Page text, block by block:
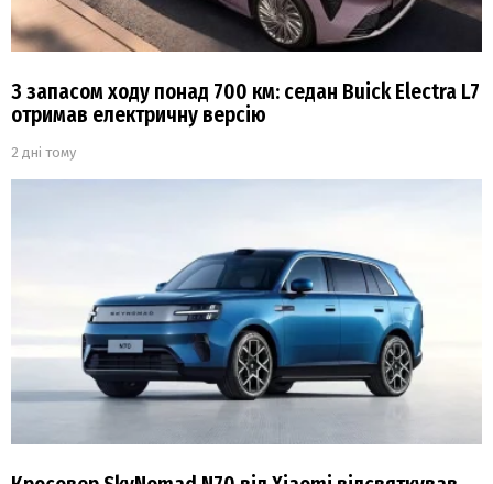
З запасом ходу понад 700 км: седан Buick Electra L7
отримав електричну версію
2 дні тому